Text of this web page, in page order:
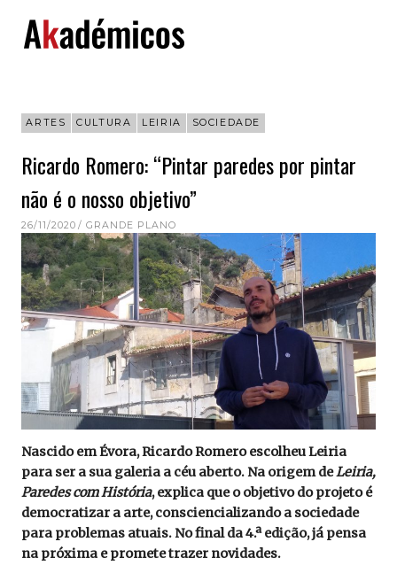
content
ARTES CULTURA LEIRIA SOCIEDADE
Ricardo Romero: “Pintar paredes por pintar
não é o nosso objetivo”
26/11/2020 GRANDE PLANO
Nascido em Évora, Ricardo Romero escolheu Leiria
para ser a sua galeria a céu aberto. Na origem deLeiria,
Paredes com História, explica que o objetivo do projeto é
democratizar a arte, consciencializando a sociedade
para problemas atuais. No final da 4.ª edição, já pensa
na próxima e promete trazer novidades.